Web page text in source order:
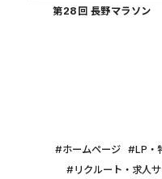
第28回 長野マラソン
ホームページ LP・
リクルート・求人